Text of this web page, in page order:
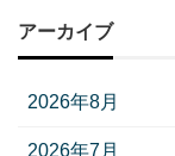
アーカイブ
2026年8月
2026年7月